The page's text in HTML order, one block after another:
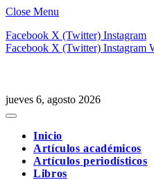
Close Menu
Facebook X (Twitter) Instagram
Facebook X (Twitter) Instagram
jueves 6, agosto 2026
Inicio
Artículos académicos
Artículos periodísticos
Libros